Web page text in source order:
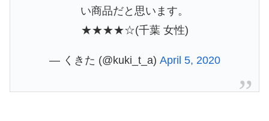
い商品だと思います。
★★★★☆(千葉 女性)
— くきた (@kuki_t_a) April 5, 2020